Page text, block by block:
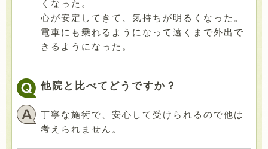
くなった。
心が安定してきて、気持ちが明るくなった。
電車にも乗れるようになって遠くまで外出で
きるようになった。
他院と比べてどうですか？
丁寧な施術で、安心して受けられるので他は
考えられません。